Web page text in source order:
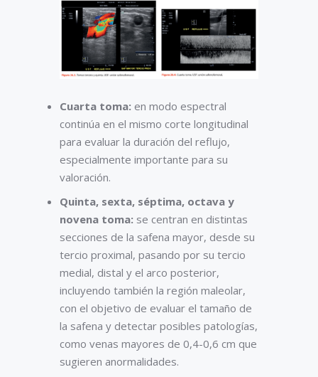
Cuarta toma: en modo espectral
continúa en el mismo corte longitudinal
para evaluar la duración del reflujo,
especialmente importante para su
valoración.
Quinta, sexta, séptima, octava y
novena toma: se centran en distintas
secciones de la safena mayor, desde su
tercio proximal, pasando por su tercio
medial, distal y el arco posterior,
incluyendo también la región maleolar,
con el objetivo de evaluar el tamaño de
la safena y detectar posibles patologías,
como venas mayores de 0,4-0,6 cm que
sugieren anormalidades.